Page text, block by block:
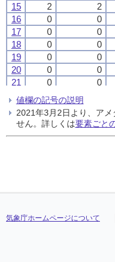
15
2 2
16
0 0
17
0 0
18
0 0
19
0 0
20
0 0
21
0 0
22
13
23
2 2
24
0 0
30
11 3
15
2 2
16
0 0
17
0 0
18
0 0
19
0 0
20
0 0
21
0 0
22
13
23
2 2
24
0 0
30
11 3
15
2 2
16
0 0
17
0 0
18
0 0
19
0 0
20
0 0
21
0 0
22
13
23
2 2
24
0 0
30
11 3
15
2 2
16
0 0
17
0 0
18
0 0
19
0 0
20
0 0
21
0 0
22
13
23
2 2
24
0 0
30
11 3
値欄の記号の説明
2021年3月2日より、ア
せん。詳しくは要素ごと
気象庁ホームページについて